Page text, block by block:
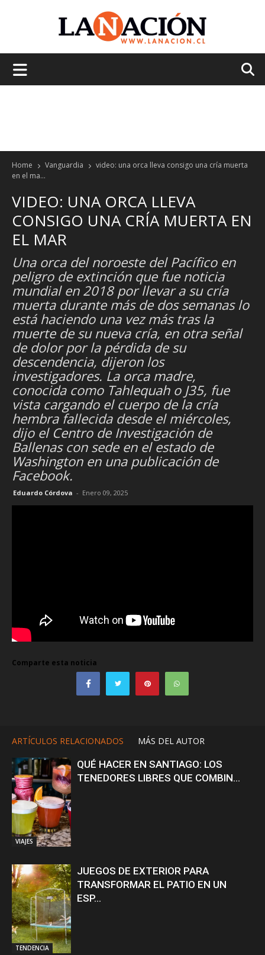
Home Vanguardia
video: una orca lleva consigo una cría muerta
en el ma...
VIDEO: UNA ORCA LLEVA
CONSIGO UNA CRÍA MUERTA EN
EL MAR
Una orca del noroeste del Pacífico en
peligro de extinción que fue noticia
mundial en 2018 por llevar a su cría
muerta durante más de dos semanas lo
está haciendo una vez más tras la
muerte de su nueva cría, en otra señal
de dolor por la pérdida de su
descendencia, dijeron los
investigadores. La orca madre,
conocida como Tahlequah o J35, fue
vista cargando el cuerpo de la cría
hembra fallecida desde el miércoles,
dijo el Centro de Investigación de
Ballenas con sede en el estado de
Washington en una publicación de
Facebook.
Eduardo Córdova - Enero 09, 2025
Comparte esta noticia
ARTÍCULOS RELACIONADOS MÁS DEL AUTOR
VIAJES
QUÉ HACER EN SANTIAGO: LOS
TENEDORES LIBRES QUE COMBIN...
TENDENCIA
JUEGOS DE EXTERIOR PARA
TRANSFORMAR EL PATIO EN UN
ESP...